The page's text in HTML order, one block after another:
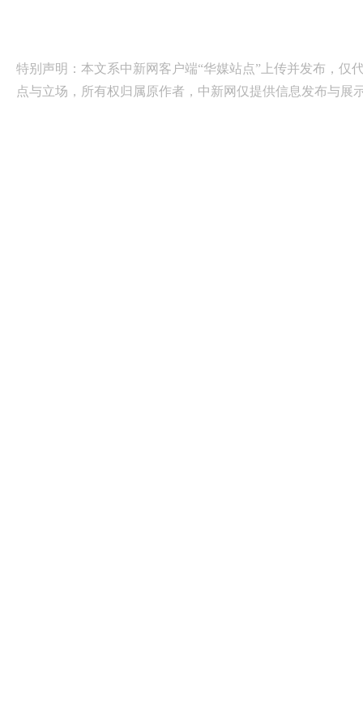
特别声明：本文系中新网客户端“华媒站点”上传并发布，仅
点与立场，所有权归属原作者，中新网仅提供信息发布与展